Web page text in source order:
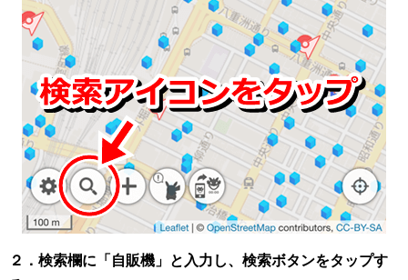
２．検索欄に「自販機」と入力し、検索ボタンをタップす